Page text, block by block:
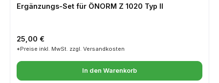
Ergänzungs-Set für ÖNORM Z 1020 Typ II
Regulärer Preis:
25,00 €
*Preise inkl. MwSt. zzgl. Versandkosten
In den Warenkorb